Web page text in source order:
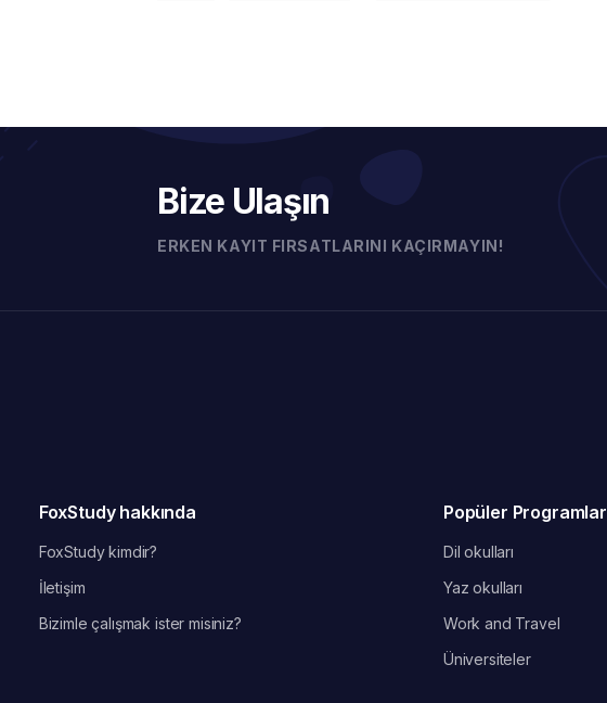
Bize Ulaşın
ERKEN KAYIT FIRSATLARINI KAÇIRMAYIN!
FoxStudy hakkında
FoxStudy kimdir?
İletişim
Bizimle çalışmak ister misiniz?
Popüler Programlar
Dil okulları
Yaz okulları
Work and Travel
Üniversiteler